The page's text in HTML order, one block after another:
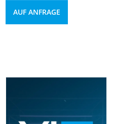
AUF ANFRAGE